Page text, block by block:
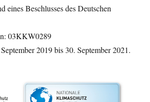
eines Beschlusses des Deutschen
03KKW0289
2019 bis 30. September 2021.